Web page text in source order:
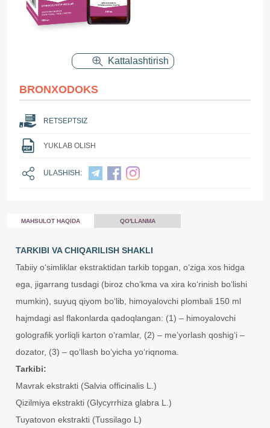
Kattalashtirish
BRONXODOKS
RETSEPTSIZ
YUKLAB OLISH
ULASHISH:
MAHSULOT HAQIDA QO'LLANMA
TARKIBI VA CHIQARILISH SHAKLI
Tabiiy o‘simliklar ekstraktidan tarkib topgan, o‘ziga xos hidga
ega, jigarrang tusdagi (biroz cho‘kma va xira ko‘rinish bo‘lishi
mumkin), suyuq qiyom bo‘lib, himoyalovchi plombali 150 ml
hajmdagi asl flakonlarda qadoqlangan: (1) – himoyalovchi
golografik yorliqli karton o‘ramlar, (2) – me’yorlash qoshig‘i –
dozator, (3) – qo‘llash bo‘yicha yo‘riqnoma.
Tarkibi:
Mavrak ekstrakti (Salvia officinalis L.)
Qizilmiya ekstrakti (Glycyrrhiza glabra L.)
Tuyatovon ekstrakti (Tussilago L)